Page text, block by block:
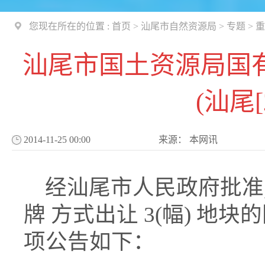
您现在所在的位置 : 首页 > 汕尾市自然资源局 > 专题 >
汕尾市国土资源局国
(汕尾
2014-11-25 00:00 来源： 本网讯
经汕尾市人民政府批
牌 方式出让 3(幅) 地块
项公告如下：